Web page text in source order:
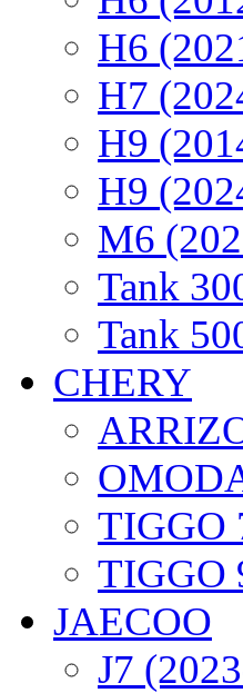
H6
H7
H9
H9
M6
Tank
Tank
CHERY
TIGGO
TIGGO
JAECOO
J7